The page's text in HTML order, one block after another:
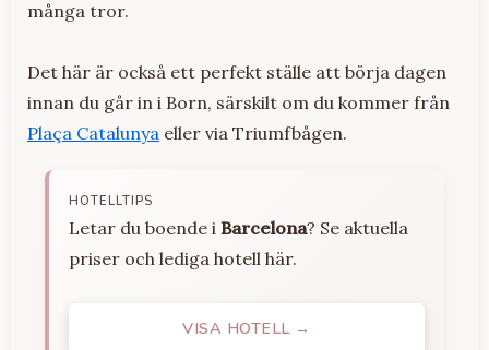
många tror.
Det här är också ett perfekt ställe att börja dagen
innan du går in i Born, särskilt om du kommer från
Plaça Catalunya eller via Triumfbågen.
HOTELLTIPS
Letar du boende i Barcelona? Se aktuella
priser och lediga hotell här.
VISA HOTELL →